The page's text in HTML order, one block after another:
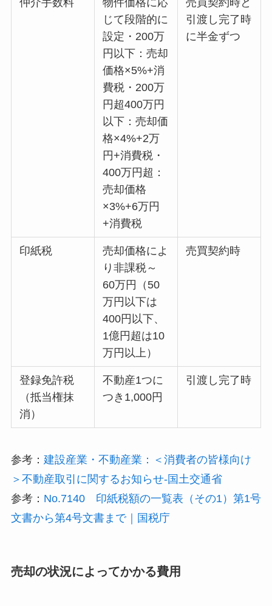
じて段階的に
設定・200万
円以下：売却
価格×5%+消
費税・200万
円超400万円
以下：売却価
格×4%+2万
円+消費税・
400万円超：
売却価格
×3%+6万円
+消費税
引渡し完了時
に半金ずつ
印紙税
売却価格によ
り非課税～
60万円（50
万円以下は
400円以下、
1億円超は10
万円以上）
売買契約時
登録免許税
（抵当権抹
消）
不動産1つに
つき1,000円
引渡し完了時
参考： 建設産業・不動産業：＜消費者の皆様向け
＞不動産取引に関するお知らせ-国土交通省
参考： No.7140 印紙税額の一覧表（その1）第1号
文書から第4号文書まで｜国税庁
売却の状況によってかかる費用